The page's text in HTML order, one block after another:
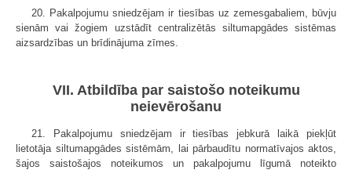
20. Pakalpojumu sniedzējam ir tiesības uz zemesgabaliem, būvju
sienām vai žogiem uzstādīt centralizētās siltumapgādes sistēmas
aizsardzības un brīdinājuma zīmes.
VII. Atbildība par saistošo noteikumu
neievērošanu
21. Pakalpojumu sniedzējam ir tiesības jebkurā laikā piekļūt
lietotāja siltumapgādes sistēmām, lai pārbaudītu normatīvajos aktos,
šajos saistošajos noteikumos un pakalpojumu līgumā noteikto